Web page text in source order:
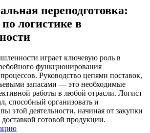
переподготовка:
логистике в
играет ключевую роль в
функционирования
Руководство цепями поставок,
запасами — это необходимые
работы в любой отрасли. Логист
способный организовать и
этой деятельности, начиная от закупки
готовой продукции.